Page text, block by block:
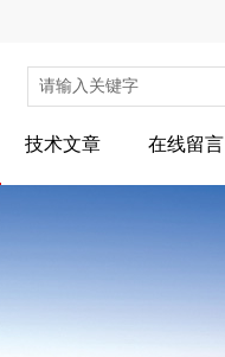
技术文章 在线留言